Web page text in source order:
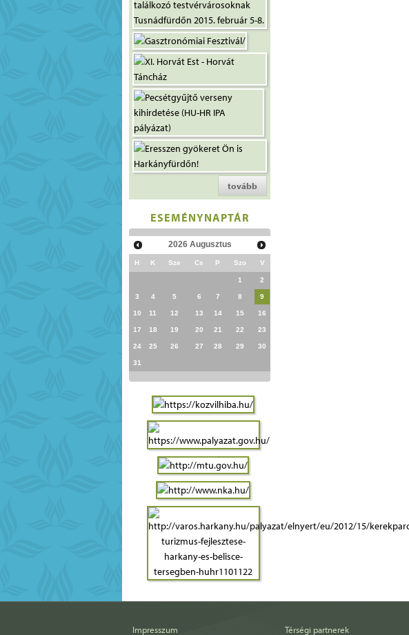
tovább
ESEMÉNYNAPTÁR
2026 Augusztus
H K Sze Cs P Szo V
1 2
3 4 5 6 7 8 9
10 11 12 13 14 15 16
17 18 19 20 21 22 23
24 25 26 27 28 29 30
31
Impresszum Térségi partnerek